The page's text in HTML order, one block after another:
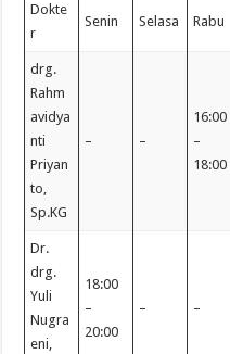
Dokte
r
Senin Selasa Rabu
drg.
Rahm
avidya
nti
Priyan
to,
Sp.KG
– –
16:00
–
18:00
Dr.
drg.
Yuli
Nugra
eni,
18:00
–
20:00
– –